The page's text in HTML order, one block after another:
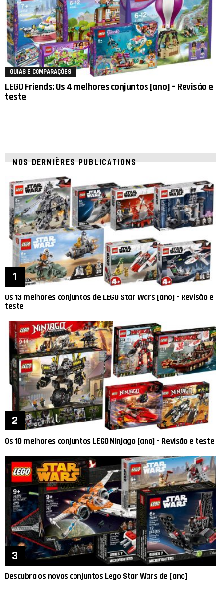
GUIAS E COMPARAÇÕES
LEGO Friends: Os 4 melhores conjuntos [ano] – Revisão e
teste
NOS DERNIÈRES PUBLICATIONS
Os 13 melhores conjuntos de LEGO Star Wars [ano] – Revisão e
teste
Os 10 melhores conjuntos LEGO Ninjago [ano] – Revisão e teste
Descubra os novos conjuntos Lego Star Wars de [ano]